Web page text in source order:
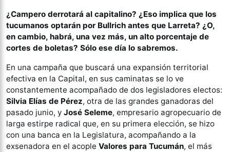
¿Campero derrotará al capitalino? ¿Eso implica que los
tucumanos optarán por Bullrich antes que Larreta? ¿O,
en cambio, habrá, una vez más, un alto porcentaje de
cortes de boletas? Sólo ese día lo sabremos.
En una campaña que buscará una expansión territorial
efectiva en la Capital, en sus caminatas se lo ve
constantemente acompañado de dos legisladores electos:
Silvia Elías de Pérez, otra de las grandes ganadoras del
pasado junio, y José Seleme, empresario agropecuario de
larga estirpe radical que, en su primera elección, se hizo
con una banca en la Legislatura, acompañando a la
exsenadora en el acople Valores para Tucumán, el más